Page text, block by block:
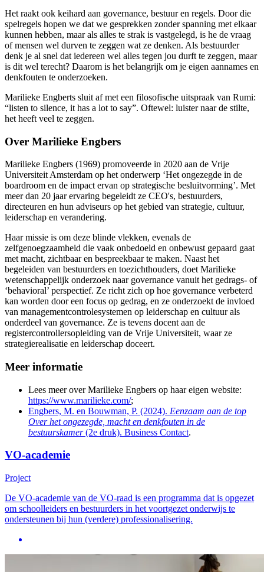
Het raakt ook keihard aan governance, bestuur en regels. Door die
spelregels hopen we dat we gesprekken zonder spanning met elkaar
kunnen hebben, maar als alles te strak is vastgelegd, is he de vraag
of mensen wel durven te zeggen wat ze denken. Als bestuurder
denk je al snel dat iedereen wel alles tegen jou durft te zeggen, maar
is dit wel terecht? Daarom is het belangrijk om je eigen aannames en
denkfouten te onderzoeken.
Marilieke Engberts sluit af met een filosofische uitspraak van Rumi:
“listen to silence, it has a lot to say”. Oftewel: luister naar de stilte,
het heeft veel te zeggen.
Over Marilieke Engbers
Marilieke Engbers (1969) promoveerde in 2020 aan de Vrije
Universiteit Amsterdam op het onderwerp ‘Het ongezegde in de
boardroom en de impact ervan op strategische besluitvorming’. Met
meer dan 20 jaar ervaring begeleidt ze CEO's, bestuurders,
directeuren en hun adviseurs op het gebied van strategie, cultuur,
leiderschap en verandering.
Haar missie is om deze blinde vlekken, evenals de
zelfgenoegzaamheid die vaak onbedoeld en onbewust gepaard gaat
met macht, zichtbaar en bespreekbaar te maken. Naast het
begeleiden van bestuurders en toezichthouders, doet Marilieke
wetenschappelijk onderzoek naar governance vanuit het gedrags- of
‘behavioral’ perspectief. Ze richt zich op hoe governance verbeterd
kan worden door een focus op gedrag, en ze onderzoekt de invloed
van managementcontrolesystemen op leiderschap en cultuur als
onderdeel van governance. Ze is tevens docent aan de
registercontrollersopleiding van de Vrije Universiteit, waar ze
strategierealisatie en leiderschap doceert.
Meer informatie
Lees meer over Marilieke Engbers op haar eigen website:
https://www.marilieke.com/;
Engbers, M. en Bouwman, P. (2024). Eenzaam aan de top
Over het ongezegde, macht en denkfouten in de
bestuurskamer(2e druk). Business Contact.
VO-academie
Project
De VO-academie van de VO-raad is een programma dat is opgezet
om schoolleiders en bestuurders in het voortgezet onderwijs te
ondersteunen bij hun (verdere) professionalisering.